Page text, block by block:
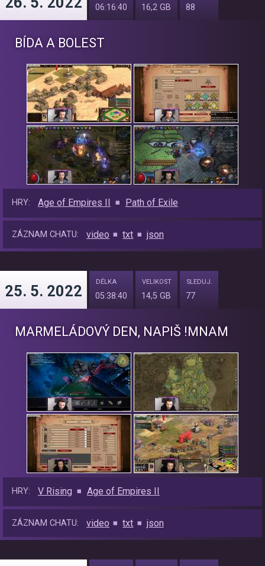
06:16:40 16,2 GB 88
BÍDA A BOLEST
HRY: Age of Empires II Path of Exile
ZÁZNAM CHATU: video txt json
25. 5. 2022
DÉLKA
05:38:40
VELIKOST
14,5 GB
SLEDUJ.
77
MARMELÁDOVÝ DEN, NAPIŠ !MNAM
HRY: V Rising Age of Empires II
ZÁZNAM CHATU: video txt json